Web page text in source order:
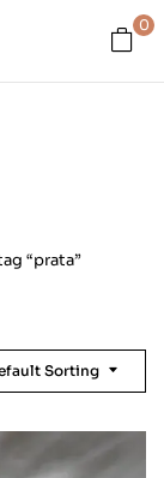
0
“prata”
Sorting